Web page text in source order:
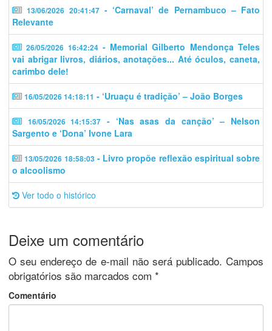
13/06/2026 20:41:47- ‘Carnaval’ de Pernambuco – Fato
Relevante
26/05/2026 16:42:24- Memorial Gilberto Mendonça Teles
vai abrigar livros, diários, anotações... Até óculos, caneta,
carimbo dele!
16/05/2026 14:18:11 - ‘Uruaçu é tradição’ – João Borges
16/05/2026 14:15:37 - ‘Nas asas da canção’ – Nelson
Sargento e ‘Dona’ Ivone Lara
13/05/2026 18:58:03 - Livro propõe reflexão espiritual sobre
o alcoolismo
Ver todo o histórico
Deixe um comentário
O seu endereço de e-mail não será publicado. Campos
obrigatórios são marcados com *
Comentário